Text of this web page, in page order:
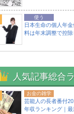
使う
日本生命の個人年
料は年末調整で控除
人気記事総合
お金の雑学
芸能人の長者番付
年収ランキング｜最